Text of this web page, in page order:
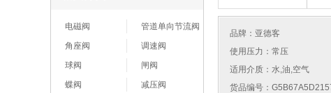
电磁阀
管道单向节流阀
角座阀
调速阀
球阀
闸阀
蝶阀
减压阀
品牌： 亚德客
使用压力：常压
适用介质：水,油,空气
货品编号：